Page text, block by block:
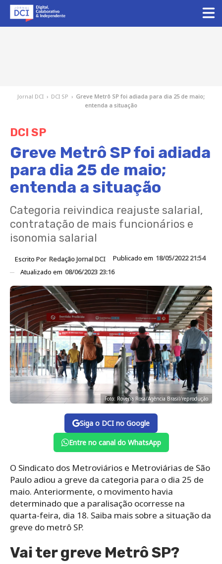
Jornal DCI › DCI SP › Greve Metrô SP foi adiada para dia 25 de maio;
entenda a situação
DCI SP
Greve Metrô SP foi adiada
para dia 25 de maio;
entenda a situação
Categoria reivindica reajuste salarial,
contratação de mais funcionários e
isonomia salarial
Escrito Por Redação Jornal DCI Publicado em 18/05/2022 21:54
Atualizado em 08/06/2023 23:16
Foto: Rovena Rosa/Agência Brasil/reprodução
Siga o DCI no Google
Entre no canal do WhatsApp
O Sindicato dos Metroviários e Metroviárias de São
Paulo adiou a greve da categoria para o dia 25 de
maio. Anteriormente, o movimento havia
determinado que a paralisação ocorresse na
quarta-feira, dia 18. Saiba mais sobre a situação da
greve do metrô SP.
Vai ter greve Metrô SP?